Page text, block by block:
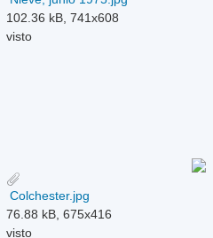
102.36 kB, 741x608
visto
Colchester.jpg
76.88 kB, 675x416
visto